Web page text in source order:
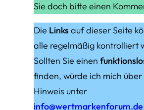
Sie doch bitte einen
Die Linksauf dieser Seite
alle regelmäßig kontrolliert
Sollten Sie einen
finden, würde ich mich über
Hinweis unter
info@wertmarkenforum.de